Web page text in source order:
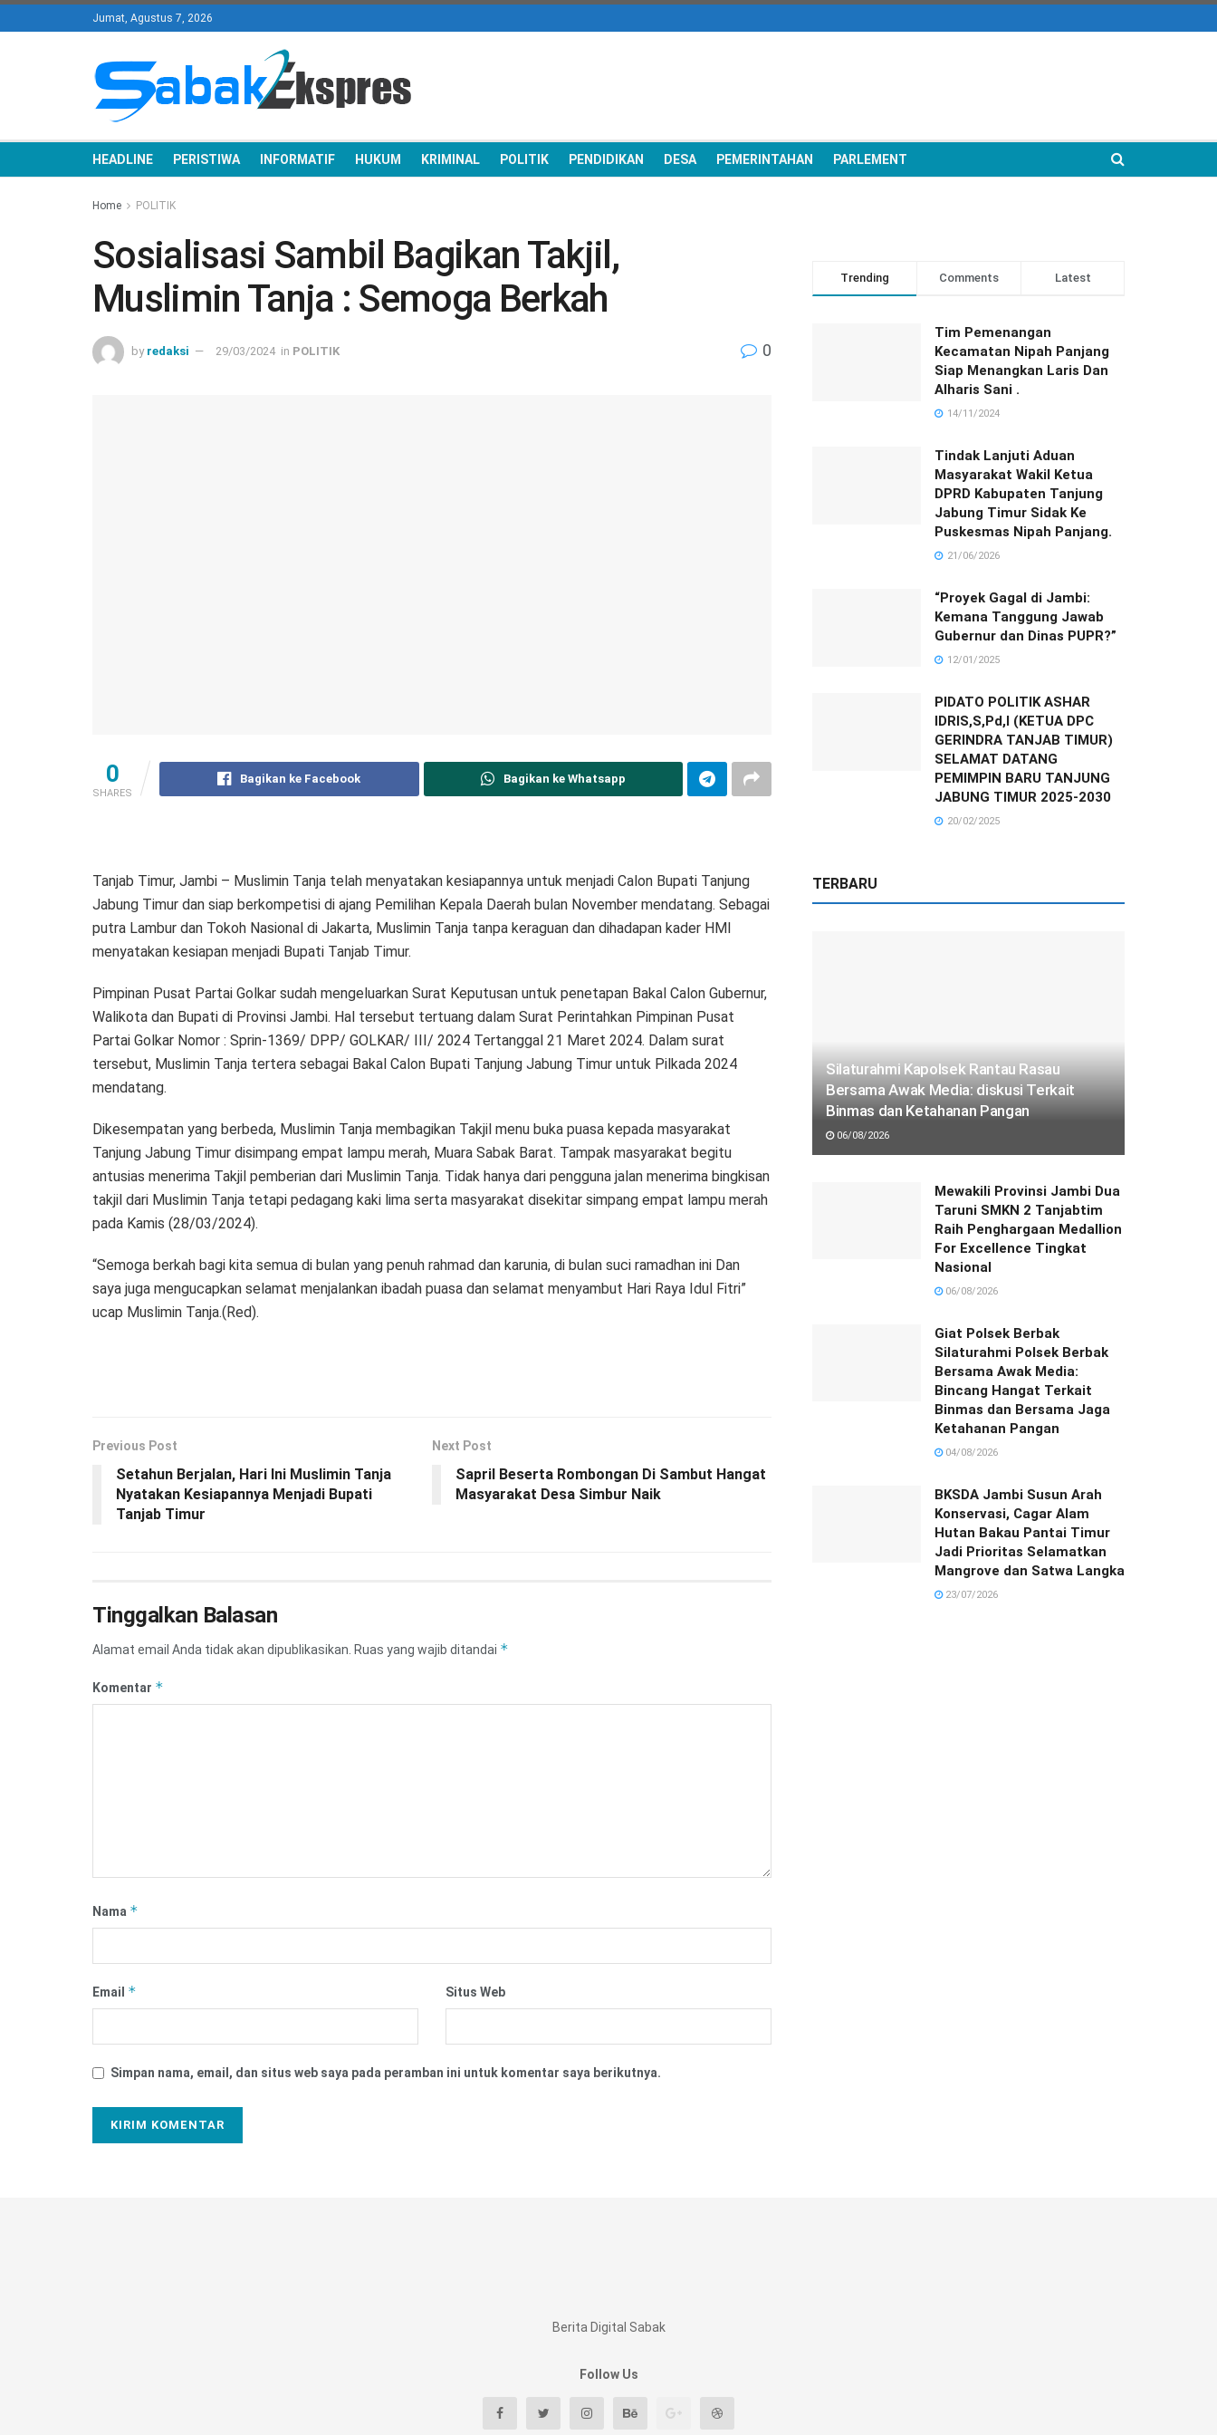
Jumat, Agustus 7, 2026
HEADLINE PERISTIWA INFORMATIF HUKUM KRIMINAL POLITIK PENDIDIKAN DESA PEMERINTAHAN PARLEMENT
Home POLITIK
Sosialisasi Sambil Bagikan Takjil,
Muslimin Tanja : Semoga Berkah
by redaksi 29/03/2024 in POLITIK 0
0
SHARES
Bagikan ke Facebook Bagikan ke Whatsapp
Tanjab Timur, Jambi – Muslimin Tanja telah menyatakan kesiapannya untuk menjadi Calon Bupati Tanjung
Jabung Timur dan siap berkompetisi di ajang Pemilihan Kepala Daerah bulan November mendatang. Sebagai
putra Lambur dan Tokoh Nasional di Jakarta, Muslimin Tanja tanpa keraguan dan dihadapan kader HMI
menyatakan kesiapan menjadi Bupati Tanjab Timur.
Pimpinan Pusat Partai Golkar sudah mengeluarkan Surat Keputusan untuk penetapan Bakal Calon Gubernur,
Walikota dan Bupati di Provinsi Jambi. Hal tersebut tertuang dalam Surat Perintahkan Pimpinan Pusat
Partai Golkar Nomor : Sprin-1369/ DPP/ GOLKAR/ III/ 2024 Tertanggal 21 Maret 2024. Dalam surat
tersebut, Muslimin Tanja tertera sebagai Bakal Calon Bupati Tanjung Jabung Timur untuk Pilkada 2024
mendatang.
Dikesempatan yang berbeda, Muslimin Tanja membagikan Takjil menu buka puasa kepada masyarakat
Tanjung Jabung Timur disimpang empat lampu merah, Muara Sabak Barat. Tampak masyarakat begitu
antusias menerima Takjil pemberian dari Muslimin Tanja. Tidak hanya dari pengguna jalan menerima bingkisan
takjil dari Muslimin Tanja tetapi pedagang kaki lima serta masyarakat disekitar simpang empat lampu merah
pada Kamis (28/03/2024).
“Semoga berkah bagi kita semua di bulan yang penuh rahmad dan karunia, di bulan suci ramadhan ini Dan
saya juga mengucapkan selamat menjalankan ibadah puasa dan selamat menyambut Hari Raya Idul Fitri”
ucap Muslimin Tanja.(Red).
Previous Post
Setahun Berjalan, Hari Ini Muslimin Tanja
Nyatakan Kesiapannya Menjadi Bupati
Tanjab Timur
Next Post
Sapril Beserta Rombongan Di Sambut Hangat
Masyarakat Desa Simbur Naik
Tinggalkan Balasan
Alamat email Anda tidak akan dipublikasikan. Ruas yang wajib ditandai *
Komentar *
Nama *
Email * Situs Web
Simpan nama, email, dan situs web saya pada peramban ini untuk komentar saya berikutnya.
Trending Comments Latest
Tim Pemenangan
Kecamatan Nipah Panjang
Siap Menangkan Laris Dan
Alharis Sani .
14/11/2024
Tindak Lanjuti Aduan
Masyarakat Wakil Ketua
DPRD Kabupaten Tanjung
Jabung Timur Sidak Ke
Puskesmas Nipah Panjang.
21/06/2026
“Proyek Gagal di Jambi:
Kemana Tanggung Jawab
Gubernur dan Dinas PUPR?”
12/01/2025
PIDATO POLITIK ASHAR
IDRIS,S,Pd,I (KETUA DPC
GERINDRA TANJAB TIMUR)
SELAMAT DATANG
PEMIMPIN BARU TANJUNG
JABUNG TIMUR 2025-2030
20/02/2025
TERBARU
Silaturahmi Kapolsek Rantau Rasau
Bersama Awak Media: diskusi Terkait
Binmas dan Ketahanan Pangan
06/08/2026
Mewakili Provinsi Jambi Dua
Taruni SMKN 2 Tanjabtim
Raih Penghargaan Medallion
For Excellence Tingkat
Nasional
06/08/2026
Giat Polsek Berbak
Silaturahmi Polsek Berbak
Bersama Awak Media:
Bincang Hangat Terkait
Binmas dan Bersama Jaga
Ketahanan Pangan
04/08/2026
BKSDA Jambi Susun Arah
Konservasi, Cagar Alam
Hutan Bakau Pantai Timur
Jadi Prioritas Selamatkan
Mangrove dan Satwa Langka
23/07/2026
Berita Digital Sabak
Follow Us